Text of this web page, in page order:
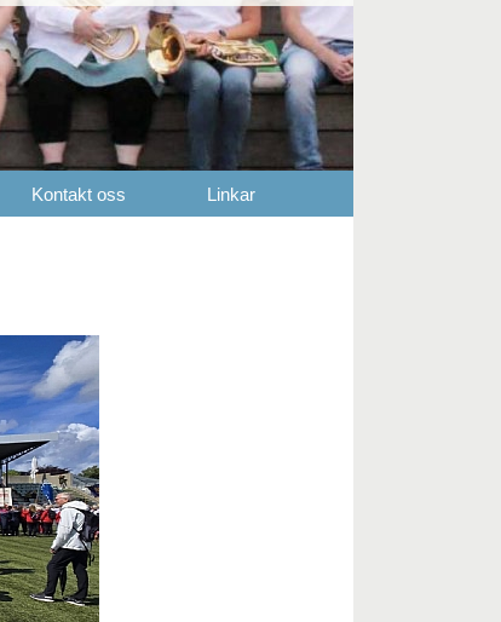
Kontakt oss Linkar